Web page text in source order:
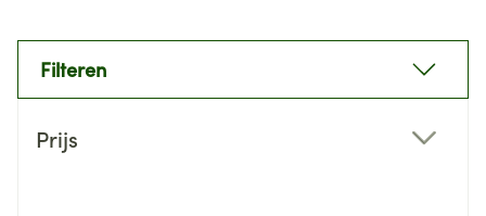
Filteren
Prijs